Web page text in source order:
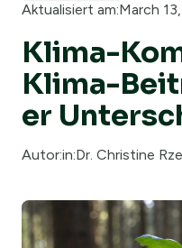
Aktualisiert am:March
Klima-
Klima-
er
Autor:in:Dr. Christine